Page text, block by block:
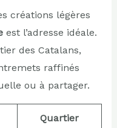
créations légères
est l’adresse idéale.
des Catalans,
raffinés
ou à partager.
Quartier